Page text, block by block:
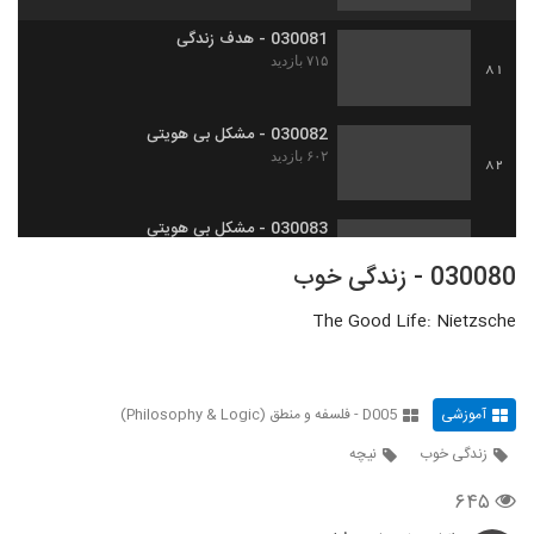
81
030081 - هدف زندگی
۷۱۵ بازدید
82
030082 - مشکل بی هویتی
۶۰۲ بازدید
030083 - مشکل بی هویتی
030084 - فلسفه ریاضی
85
030085 - فلسفه ریاضی
030080 - زندگی خوب
The Good Life: Nietzsche
آموزشی
D005 - فلسفه و منطق (Philosophy & Logic)
زندگی خوب
نیچه
۶۴۵